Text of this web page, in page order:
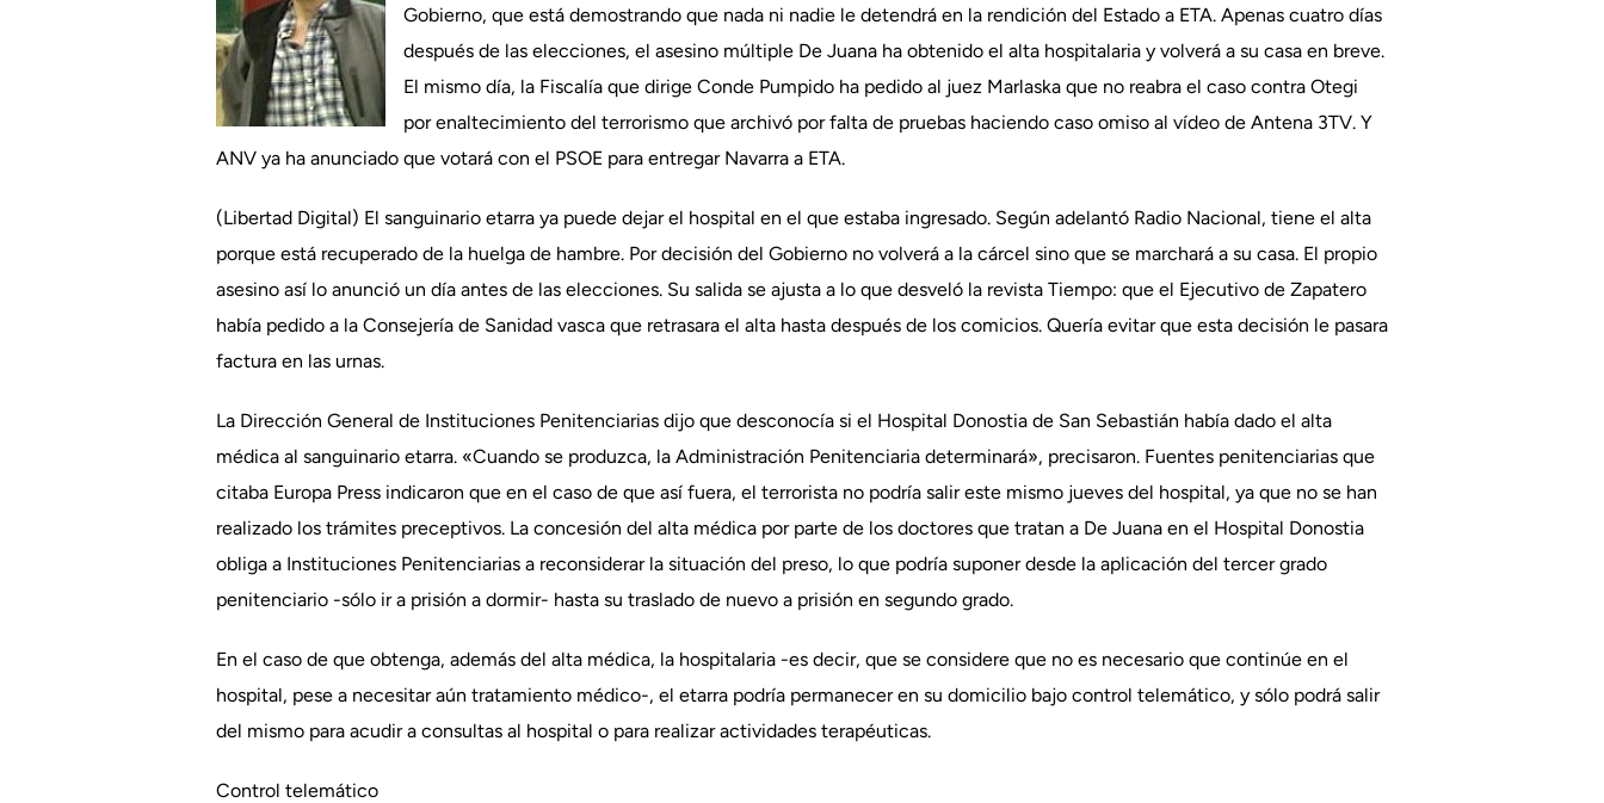
Gobierno, que está demostrando que nada ni nadie le detendrá en la rendición del Estado a ETA. Apenas cuatro días
después de las elecciones, el asesino múltiple De Juana ha obtenido el alta hospitalaria y volverá a su casa en breve.
El mismo día, la Fiscalía que dirige Conde Pumpido ha pedido al juez Marlaska que no reabra el caso contra Otegi
por enaltecimiento del terrorismo que archivó por falta de pruebas haciendo caso omiso al vídeo de Antena 3TV. Y
ANV ya ha anunciado que votará con el PSOE para entregar Navarra a ETA.
(Libertad Digital) El sanguinario etarra ya puede dejar el hospital en el que estaba ingresado. Según adelantó Radio Nacional, tiene el alta
porque está recuperado de la huelga de hambre. Por decisión del Gobierno no volverá a la cárcel sino que se marchará a su casa. El propio
asesino así lo anunció un día antes de las elecciones. Su salida se ajusta a lo que desveló la revista Tiempo: que el Ejecutivo de Zapatero
había pedido a la Consejería de Sanidad vasca que retrasara el alta hasta después de los comicios. Quería evitar que esta decisión le pasara
factura en las urnas.
La Dirección General de Instituciones Penitenciarias dijo que desconocía si el Hospital Donostia de San Sebastián había dado el alta
médica al sanguinario etarra. «Cuando se produzca, la Administración Penitenciaria determinará», precisaron. Fuentes penitenciarias que
citaba Europa Press indicaron que en el caso de que así fuera, el terrorista no podría salir este mismo jueves del hospital, ya que no se han
realizado los trámites preceptivos. La concesión del alta médica por parte de los doctores que tratan a De Juana en el Hospital Donostia
obliga a Instituciones Penitenciarias a reconsiderar la situación del preso, lo que podría suponer desde la aplicación del tercer grado
penitenciario -sólo ir a prisión a dormir- hasta su traslado de nuevo a prisión en segundo grado.
En el caso de que obtenga, además del alta médica, la hospitalaria -es decir, que se considere que no es necesario que continúe en el
hospital, pese a necesitar aún tratamiento médico-, el etarra podría permanecer en su domicilio bajo control telemático, y sólo podrá salir
del mismo para acudir a consultas al hospital o para realizar actividades terapéuticas.
Control telemático